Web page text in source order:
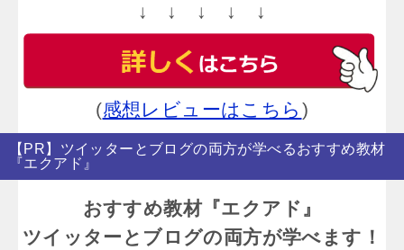
↓ ↓ ↓ ↓ ↓
(感想レビューはこちら )
【PR】ツイッターとブログの両方が学べるおすすめ教材
『エクアド』
おすすめ教材『エクアド』
ツイッターとブログの両方が学べます！